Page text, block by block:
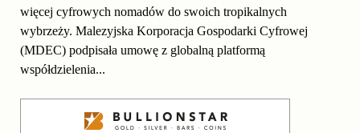
więcej cyfrowych nomadów do swoich tropikalnych
wybrzeży. Malezyjska Korporacja Gospodarki Cyfrowej
(MDEC) podpisała umowę z globalną platformą
współdzielenia...